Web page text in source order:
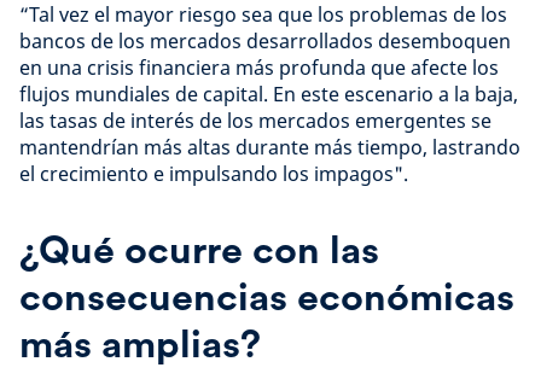
“Tal vez el mayor riesgo sea que los problemas de los
bancos de los mercados desarrollados desemboquen
en una crisis financiera más profunda que afecte los
flujos mundiales de capital. En este escenario a la baja,
las tasas de interés de los mercados emergentes se
mantendrían más altas durante más tiempo, lastrando
el crecimiento e impulsando los impagos".
¿Qué ocurre con las
consecuencias económicas
más amplias?